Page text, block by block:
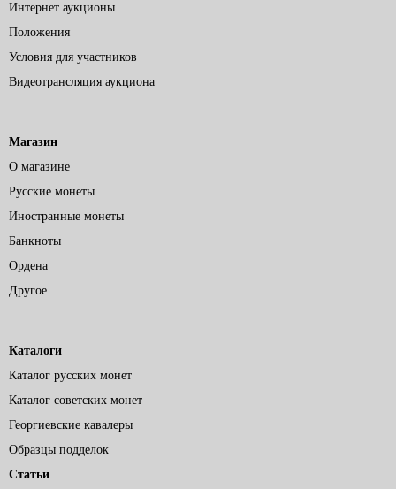
Интернет аукционы.
Положения
Условия для участников
Видеотрансляция аукциона
Магазин
О магазине
Русские монеты
Иностранные монеты
Банкноты
Ордена
Другое
Каталоги
Каталог русских монет
Каталог советских монет
Георгиевские кавалеры
Образцы подделок
Статьи